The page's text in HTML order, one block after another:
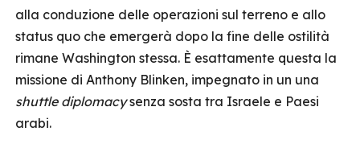
alla conduzione delle operazioni sul terreno e allo
status quo che emergerà dopo la fine delle ostilità
rimane Washington stessa. È esattamente questa la
missione di Anthony Blinken, impegnato in un una
shuttle diplomacysenza sosta tra Israele e Paesi
arabi.